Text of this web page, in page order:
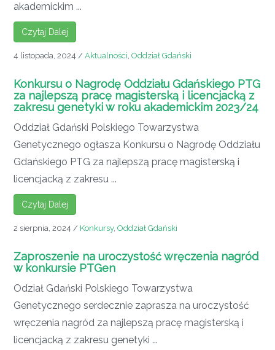
akademickim ...
Czytaj Dalej
4 listopada, 2024 / Aktualności, Oddział Gdański
Konkursu o Nagrodę Oddziału Gdańskiego PTG
za najlepszą pracę magisterską i licencjacką z
zakresu genetyki w roku akademickim 2023/24
Oddział Gdański Polskiego Towarzystwa
Genetycznego ogłasza Konkursu o Nagrodę Oddziału
Gdańskiego PTG za najlepszą pracę magisterską i
licencjacką z zakresu ...
Czytaj Dalej
2 sierpnia, 2024 / Konkursy, Oddział Gdański
Zaproszenie na uroczystość wręczenia nagród
w konkursie PTGen
Odział Gdański Polskiego Towarzystwa
Genetycznego serdecznie zaprasza na uroczystość
wręczenia nagród za najlepszą pracę magisterską i
licencjacką z zakresu genetyki ...